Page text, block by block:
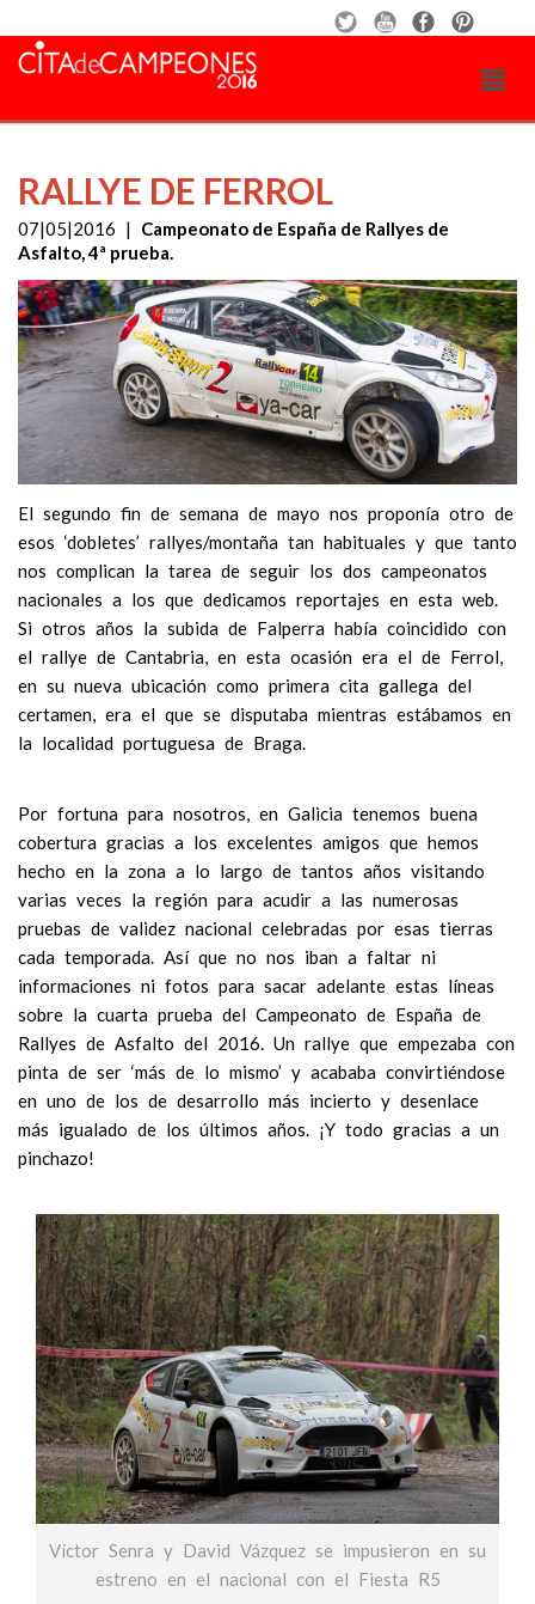
RALLYE DE FERROL
07|05|2016 | Campeonato de España de Rallyes de
Asfalto, 4ª prueba.
El segundo fin de semana de mayo nos proponía otro de
esos ‘dobletes’ rallyes/montaña tan habituales y que tanto
nos complican la tarea de seguir los dos campeonatos
nacionales a los que dedicamos reportajes en esta web.
Si otros años la subida de Falperra había coincidido con
el rallye de Cantabria, en esta ocasión era el de Ferrol,
en su nueva ubicación como primera cita gallega del
certamen, era el que se disputaba mientras estábamos en
la localidad portuguesa de Braga.
Por fortuna para nosotros, en Galicia tenemos buena
cobertura gracias a los excelentes amigos que hemos
hecho en la zona a lo largo de tantos años visitando
varias veces la región para acudir a las numerosas
pruebas de validez nacional celebradas por esas tierras
cada temporada. Así que no nos iban a faltar ni
informaciones ni fotos para sacar adelante estas líneas
sobre la cuarta prueba del Campeonato de España de
Rallyes de Asfalto del 2016. Un rallye que empezaba con
pinta de ser ‘más de lo mismo’ y acababa convirtiéndose
en uno de los de desarrollo más incierto y desenlace
más igualado de los últimos años. ¡Y todo gracias a un
pinchazo!
Víctor Senra y David Vázquez se impusieron en su
estreno en el nacional con el Fiesta R5